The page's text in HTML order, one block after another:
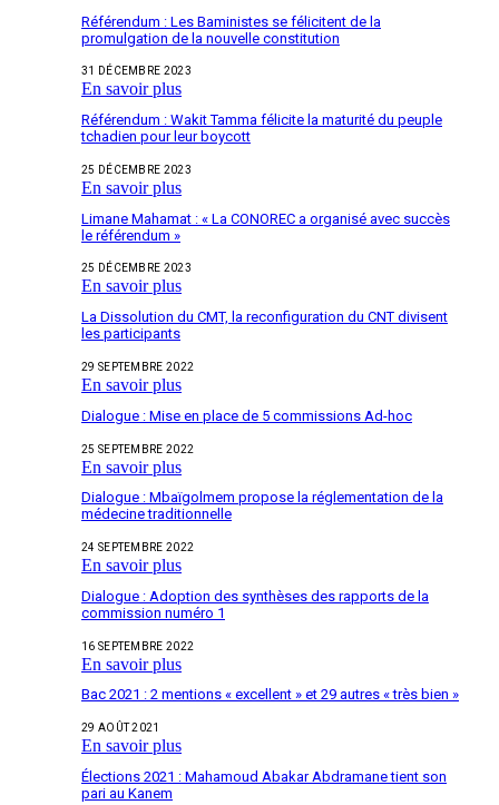
Référendum : Les Baministes se félicitent de la
promulgation de la nouvelle constitution
31 DÉCEMBRE 2023
En savoir plus
Référendum : Wakit Tamma félicite la maturité du peuple
tchadien pour leur boycott
25 DÉCEMBRE 2023
En savoir plus
Limane Mahamat : « La CONOREC a organisé avec succès
le référendum »
25 DÉCEMBRE 2023
En savoir plus
La Dissolution du CMT, la reconfiguration du CNT divisent
les participants
29 SEPTEMBRE 2022
En savoir plus
Dialogue : Mise en place de 5 commissions Ad-hoc
25 SEPTEMBRE 2022
En savoir plus
Dialogue : Mbaïgolmem propose la réglementation de la
médecine traditionnelle
24 SEPTEMBRE 2022
En savoir plus
Dialogue : Adoption des synthèses des rapports de la
commission numéro 1
16 SEPTEMBRE 2022
En savoir plus
Bac 2021 : 2 mentions « excellent » et 29 autres « très bien »
29 AOÛT 2021
En savoir plus
Élections 2021 : Mahamoud Abakar Abdramane tient son
pari au Kanem